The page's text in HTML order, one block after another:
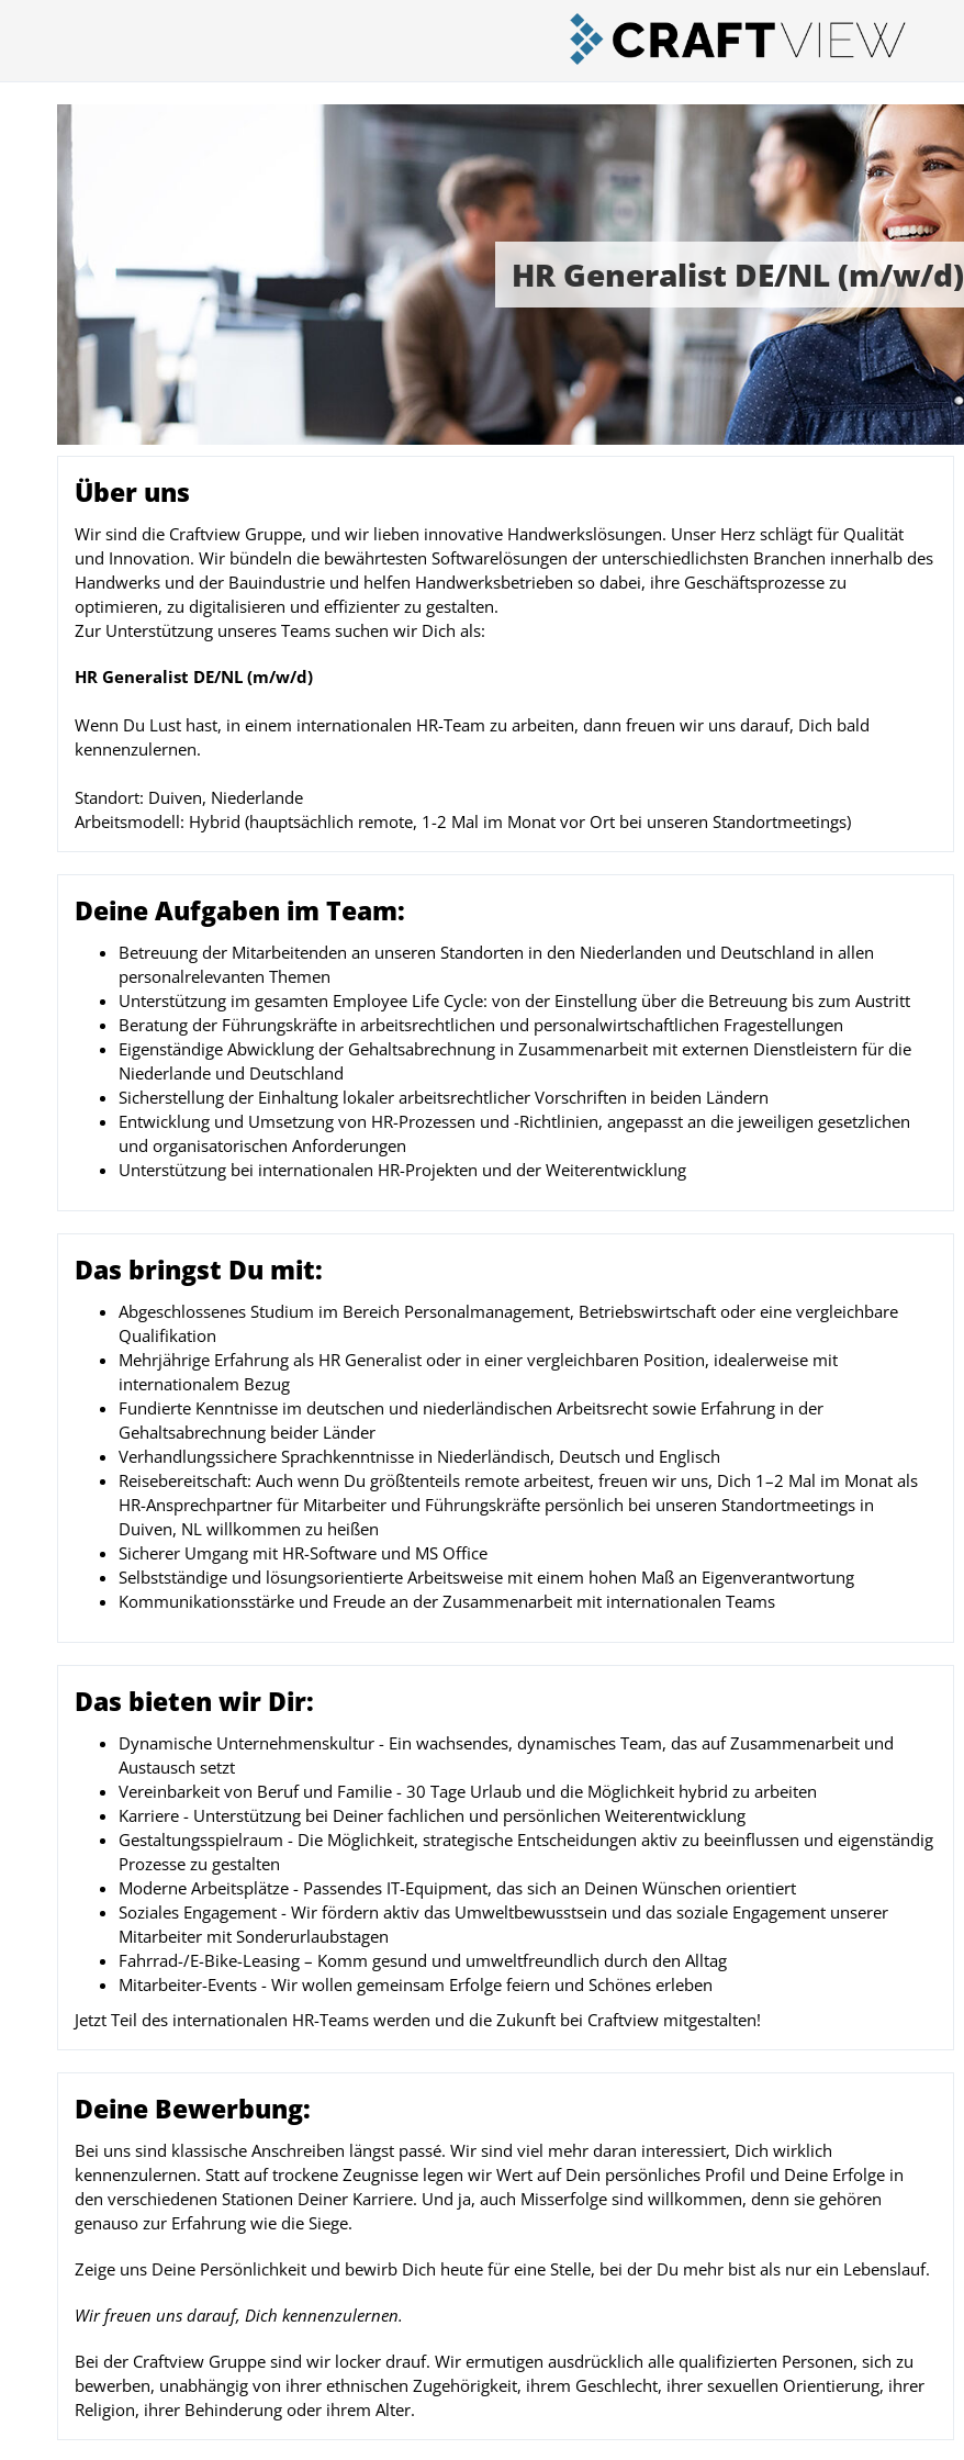
HR Generalist DE/NL (m/w/d)
Über uns
Wir sind die Craftview Gruppe, und wir lieben innovative Handwerkslösungen. Unser Herz schlägt für Qualität
und Innovation. Wir bündeln die bewährtesten Softwarelösungen der unterschiedlichsten Branchen innerhalb des
Handwerks und der Bauindustrie und helfen Handwerksbetrieben so dabei, ihre Geschäftsprozesse zu
optimieren, zu digitalisieren und effizienter zu gestalten.
Zur Unterstützung unseres Teams suchen wir Dich als:
HR Generalist DE/NL (m/w/d)
Wenn Du Lust hast, in einem internationalen HR-Team zu arbeiten, dann freuen wir uns darauf, Dich bald
kennenzulernen.
Standort: Duiven, Niederlande
Arbeitsmodell: Hybrid (hauptsächlich remote, 1-2 Mal im Monat vor Ort bei unseren Standortmeetings)
Deine Aufgaben im Team:
Betreuung der Mitarbeitenden an unseren Standorten in den Niederlanden und Deutschland in allen
personalrelevanten Themen
Unterstützung im gesamten Employee Life Cycle: von der Einstellung über die Betreuung bis zum Austritt
Beratung der Führungskräfte in arbeitsrechtlichen und personalwirtschaftlichen Fragestellungen
Eigenständige Abwicklung der Gehaltsabrechnung in Zusammenarbeit mit externen Dienstleistern für die
Niederlande und Deutschland
Sicherstellung der Einhaltung lokaler arbeitsrechtlicher Vorschriften in beiden Ländern
Entwicklung und Umsetzung von HR-Prozessen und -Richtlinien, angepasst an die jeweiligen gesetzlichen
und organisatorischen Anforderungen
Unterstützung bei internationalen HR-Projekten und der Weiterentwicklung
Das bringst Du mit:
Abgeschlossenes Studium im Bereich Personalmanagement, Betriebswirtschaft oder eine vergleichbare
Qualifikation
Mehrjährige Erfahrung als HR Generalist oder in einer vergleichbaren Position, idealerweise mit
internationalem Bezug
Fundierte Kenntnisse im deutschen und niederländischen Arbeitsrecht sowie Erfahrung in der
Gehaltsabrechnung beider Länder
Verhandlungssichere Sprachkenntnisse in Niederländisch, Deutsch und Englisch
Reisebereitschaft: Auch wenn Du größtenteils remote arbeitest, freuen wir uns, Dich 1–2 Mal im Monat als
HR-Ansprechpartner für Mitarbeiter und Führungskräfte persönlich bei unseren Standortmeetings in
Duiven, NL willkommen zu heißen
Sicherer Umgang mit HR-Software und MS Office
Selbstständige und lösungsorientierte Arbeitsweise mit einem hohen Maß an Eigenverantwortung
Kommunikationsstärke und Freude an der Zusammenarbeit mit internationalen Teams
Das bieten wir Dir:
Dynamische Unternehmenskultur - Ein wachsendes, dynamisches Team, das auf Zusammenarbeit und
Austausch setzt
Vereinbarkeit von Beruf und Familie - 30 Tage Urlaub und die Möglichkeit hybrid zu arbeiten
Karriere - Unterstützung bei Deiner fachlichen und persönlichen Weiterentwicklung
Gestaltungsspielraum - Die Möglichkeit, strategische Entscheidungen aktiv zu beeinflussen und eigenständig
Prozesse zu gestalten
Moderne Arbeitsplätze - Passendes IT-Equipment, das sich an Deinen Wünschen orientiert
Soziales Engagement - Wir fördern aktiv das Umweltbewusstsein und das soziale Engagement unserer
Mitarbeiter mit Sonderurlaubstagen
Fahrrad-/E-Bike-Leasing – Komm gesund und umweltfreundlich durch den Alltag
Mitarbeiter-Events - Wir wollen gemeinsam Erfolge feiern und Schönes erleben
Jetzt Teil des internationalen HR-Teams werden und die Zukunft bei Craftview mitgestalten!
Deine Bewerbung:
Bei uns sind klassische Anschreiben längst passé. Wir sind viel mehr daran interessiert, Dich wirklich
kennenzulernen. Statt auf trockene Zeugnisse legen wir Wert auf Dein persönliches Profil und Deine Erfolge in
den verschiedenen Stationen Deiner Karriere. Und ja, auch Misserfolge sind willkommen, denn sie gehören
genauso zur Erfahrung wie die Siege.
Zeige uns Deine Persönlichkeit und bewirb Dich heute für eine Stelle, bei der Du mehr bist als nur ein Lebenslauf.
Wir freuen uns darauf, Dich kennenzulernen.
Bei der Craftview Gruppe sind wir locker drauf. Wir ermutigen ausdrücklich alle qualifizierten Personen, sich zu
bewerben, unabhängig von ihrer ethnischen Zugehörigkeit, ihrem Geschlecht, ihrer sexuellen Orientierung, ihrer
Religion, ihrer Behinderung oder ihrem Alter.